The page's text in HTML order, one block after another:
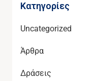
Kατηγορίες
Uncategorized
Άρθρα
Δράσεις